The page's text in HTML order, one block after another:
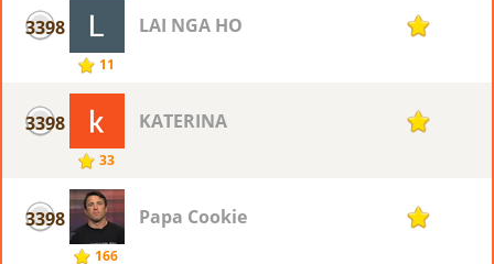
3398
11
LAI NGA HO 1
3398
33
KATERINA 1
3398
166
Papa Cookie 1